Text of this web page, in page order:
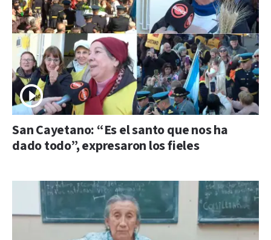
San Cayetano: “Es el santo que nos ha
dado todo”, expresaron los fieles